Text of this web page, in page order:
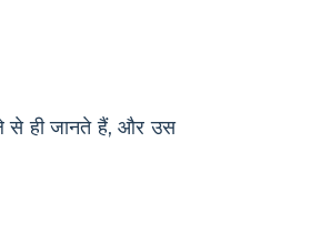
से ही जानते हैं, और उस